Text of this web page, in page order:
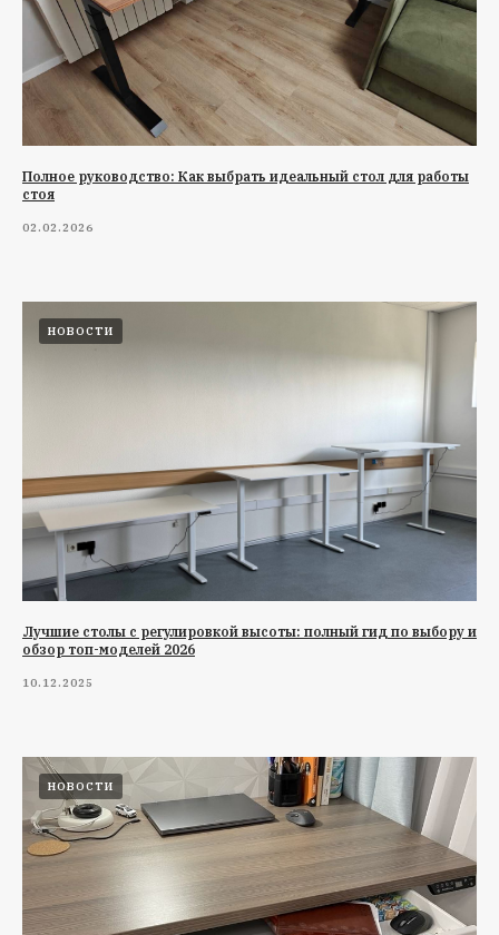
Полное руководство: Как выбрать идеальный стол для работы
стоя
02.02.2026
НОВОСТИ
Лучшие столы с регулировкой высоты: полный гид по выбору и
обзор топ-моделей 2026
10.12.2025
НОВОСТИ